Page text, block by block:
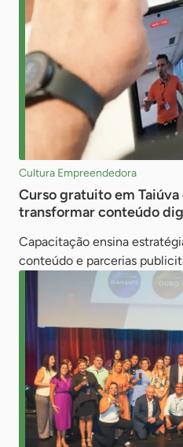
Cultura Empreendedora
Curso gratuito em Taiúva
transformar conteúdo
Capacitação ensina
conteúdo e parcerias